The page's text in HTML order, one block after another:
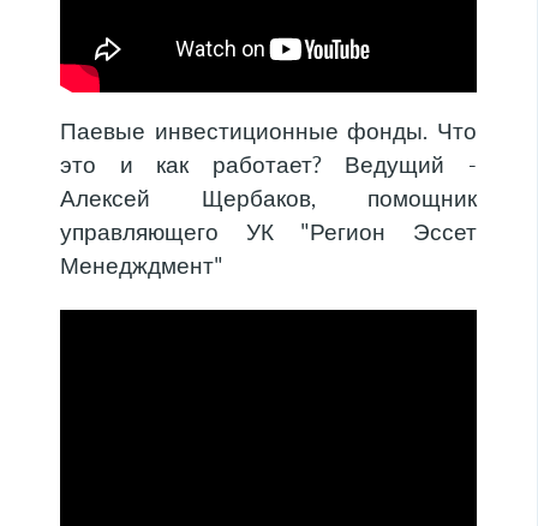
Паевые инвестиционные фонды. Что
это и как работает? Ведущий -
Алексей Щербаков, помощник
управляющего УК "Регион Эссет
Менедждмент"